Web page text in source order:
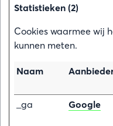
Statistieken (2)
Cookies waarmee wij
kunnen meten.
Naam
_ga
Google